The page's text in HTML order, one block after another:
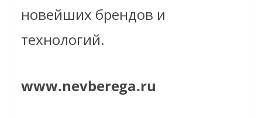
новейших брендов и
технологий.
www.nevberega.ru